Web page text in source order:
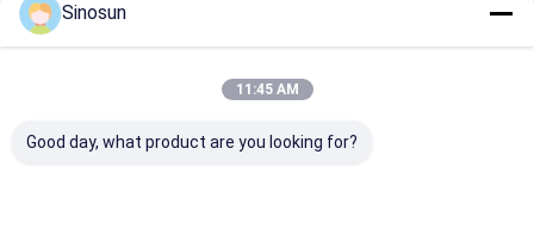
Recommended Products
Sinosun
11:45 AM
Good day, what product are you looking for?